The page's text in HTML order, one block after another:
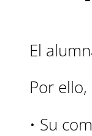
El
Por
• Su